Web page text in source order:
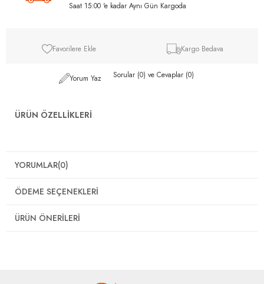
Saat 15:00 'e kadar Aynı Gün Kargoda
Favorilere Ekle Kargo Bedava
Yorum Yaz Sorular (0) ve Cevaplar (0)
ÜRÜN ÖZELLIKLERI
YORUMLAR(0)
ÖDEME SEÇENEKLERI
ÜRÜN ÖNERILERI